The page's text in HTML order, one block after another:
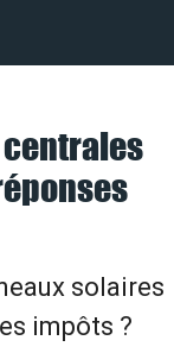
centrales
solaires
impôts ?